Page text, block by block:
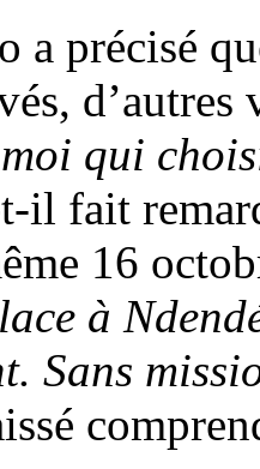
a précisé
moi qui
il fait
16
à
Sans